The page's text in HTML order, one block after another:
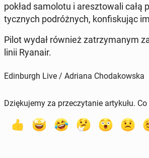
pokład sa­mo­lo­tu i aresz­to­wa­li
tycz­nych po­dróż­nych, kon­fi­sku­jąc
Pilot wydał również za­trzy­ma­nym
linii Ryanair.
Edinburgh Live / Adriana Chodakowska
Dziękujemy za przeczytanie artykułu.